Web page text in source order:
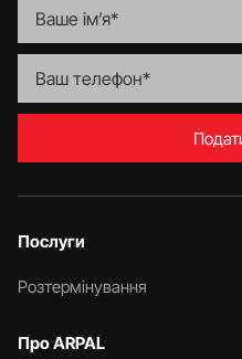
Послуги
Розтермінування
Про ARPAL